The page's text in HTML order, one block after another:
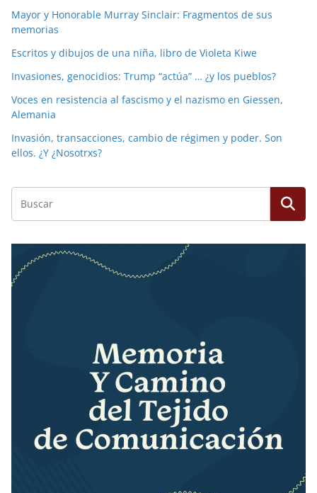
Mayor y Honorable Murray Sinclair: Fragmentos de sus
memorias
Escritos y dibujos de una niña, libro de Violeta Kiwe
Invasiones, genocidios: Trump “actúa” … ¿y los pueblos?
Voces en resistencia al fascismo y el nazismo en Giessen,
Alemania
Invasión, transacciones, cambio de régimen y poder. Son
ellos. ¿Y ¿Nosotrxs?